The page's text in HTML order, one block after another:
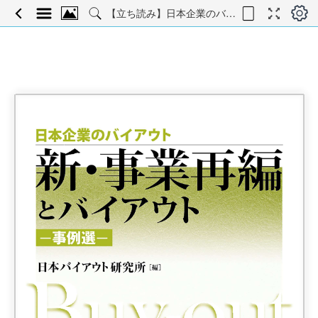
【立ち読み】日本企業のバイアウト新・事業再編とバイアウト―事例選―